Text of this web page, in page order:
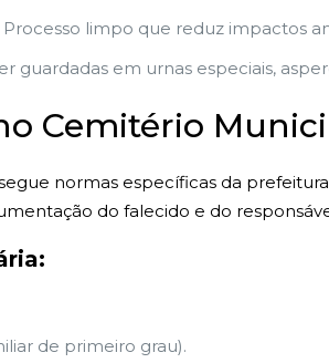
limpo que reduz impactos
guardadas em urnas especiais,
Cemitério
normas específicas da
do falecido e do
de primeiro grau).